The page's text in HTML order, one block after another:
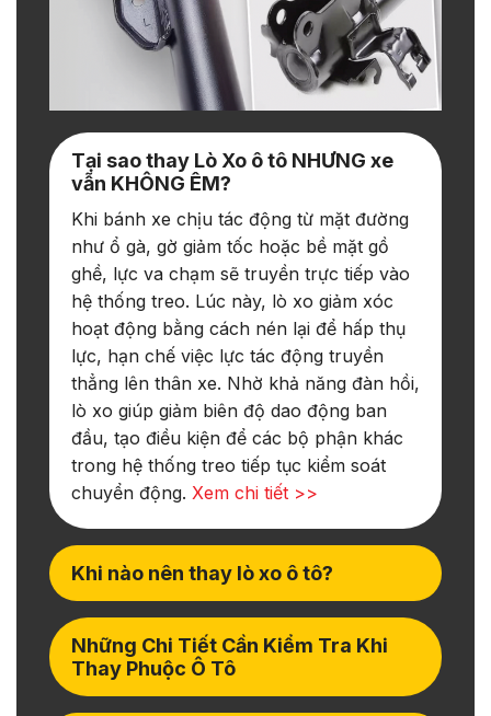
Tại sao thay Lò Xo ô tô NHƯNG xe
vẫn KHÔNG ÊM?
Khi bánh xe chịu tác động từ mặt đường
như ổ gà, gờ giảm tốc hoặc bề mặt gồ
ghề, lực va chạm sẽ truyền trực tiếp vào
hệ thống treo. Lúc này, lò xo giảm xóc
hoạt động bằng cách nén lại để hấp thụ
lực, hạn chế việc lực tác động truyền
thẳng lên thân xe. Nhờ khả năng đàn hồi,
lò xo giúp giảm biên độ dao động ban
đầu, tạo điều kiện để các bộ phận khác
trong hệ thống treo tiếp tục kiểm soát
chuyển động. Xem chi tiết >>
Khi nào nên thay lò xo ô tô?
Những Chi Tiết Cần Kiểm Tra Khi
Thay Phuộc Ô Tô